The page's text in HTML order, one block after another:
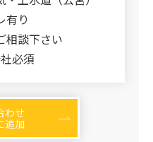
有り
相談下さい
必須
わせ
追加